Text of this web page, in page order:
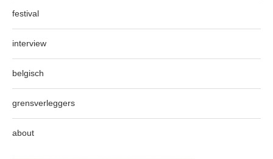
festival
interview
belgisch
grensverleggers
about